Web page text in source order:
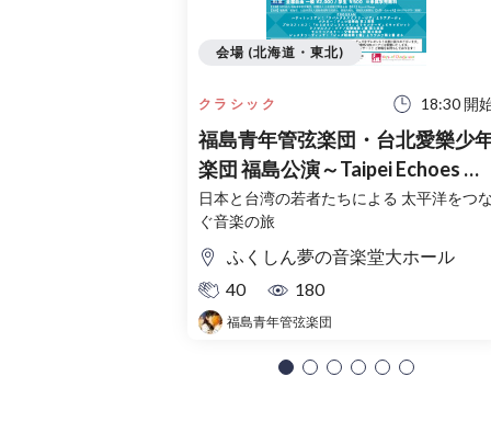
クラシック 18:30 開
福島青年管弦楽団・台北愛樂少
楽団 福島公演～Taipei Echoes 台
北の聲～
日本と台湾の若者たちによる 太平洋をつ
ぐ音楽の旅
ふくしん夢の音楽堂大ホール
40
180
福島青年管弦楽団
会場 (北海道・東北)